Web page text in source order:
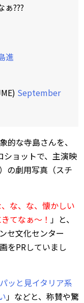
ぁ???
進
September
的な寺島さんを、
ショットで、主演映
の劇用写真（スチ
な、な、懐かしい
てなぁ～！ 」と、
セ文化センター
をPRしていまし
パッと見イタリア系
」などと、称賛や驚